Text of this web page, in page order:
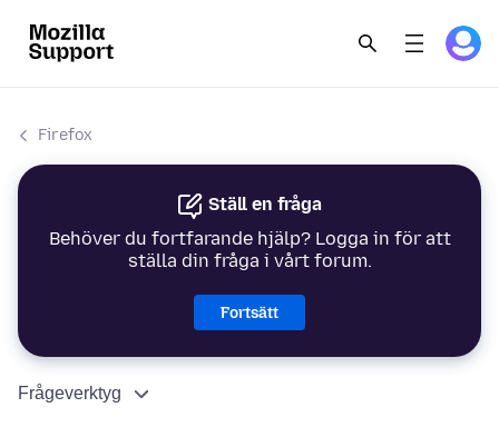
Firefox
Ställ en fråga
Behöver du fortfarande hjälp? Logga in för att
ställa din fråga i vårt forum.
Fortsätt
Frågeverktyg